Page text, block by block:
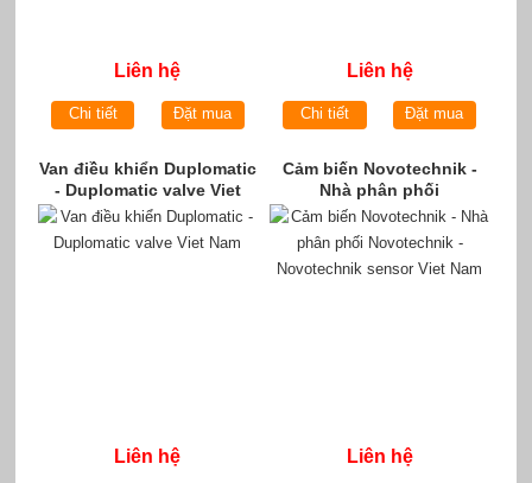
Liên hệ
Chi tiết Đặt mua
Liên hệ
Chi tiết Đặt mua
Van điều khiển Duplomatic
- Duplomatic valve Viet
Nam
Liên hệ
Cảm biến Novotechnik -
Nhà phân phối
Novotechnik -
Novotechnik sensor Viet
Nam
Liên hệ